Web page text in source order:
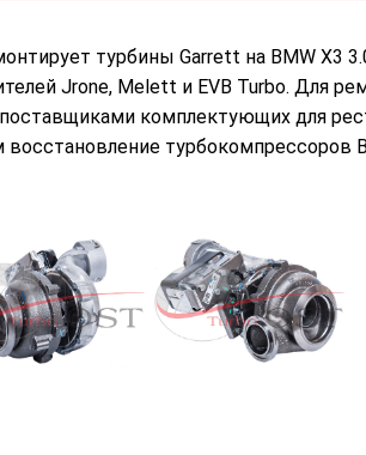
турбины Garrett на BMW X3
Jrone, Melett и EVB Turbo. Для
комплектующих для
турбокомпрессоров